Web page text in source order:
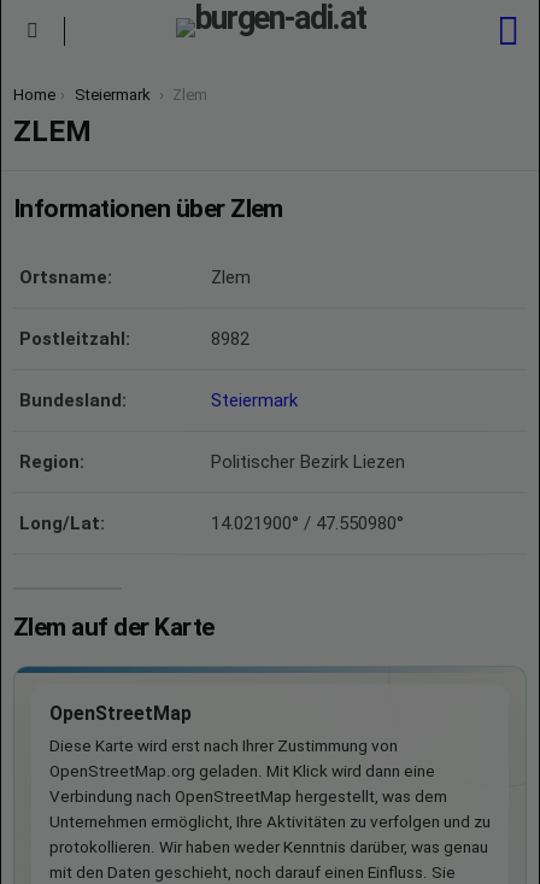
You are here:
Home Steiermark Zlem
ZLEM
Informationen über Zlem
Ortsname: Zlem
Postleitzahl: 8982
Bundesland: Steiermark
Region: Politischer Bezirk Liezen
Long/Lat: 14.021900° / 47.550980°
Zlem auf der Karte
OpenStreetMap
Diese Karte wird erst nach Ihrer Zustimmung von
OpenStreetMap.org geladen. Mit Klick wird dann eine
Verbindung nach OpenStreetMap hergestellt, was dem
Unternehmen ermöglicht, Ihre Aktivitäten zu verfolgen und zu
protokollieren. Wir haben weder Kenntnis darüber, was genau
mit den Daten geschieht, noch darauf einen Einfluss. Sie